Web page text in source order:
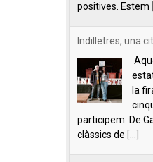
positives. Estem
Indilletres, una
la
participem. De
clàssics de